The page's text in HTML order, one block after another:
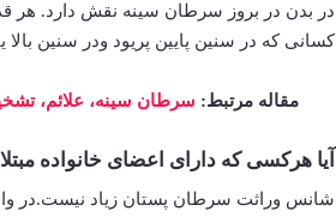
در بدن در بروز سرطان سینه نقش دارد. هر قدر
کسانی که در سنین پایین پریود ودر سنین
مقاله مرتبط: سرطان سینه، علائم،
آیا هرکسی که دارای اعضای خانواده